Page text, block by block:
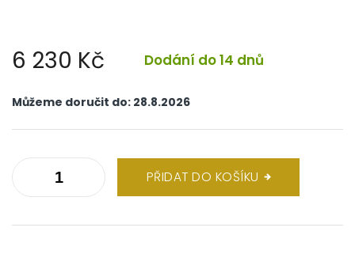
6 230 Kč Dodání do 14 dnů
cena:
Můžeme doručit do: 28.8.2026
PŘIDAT DO KOŠÍKU